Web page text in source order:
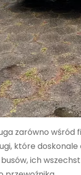
zarówno wśród
które
ich